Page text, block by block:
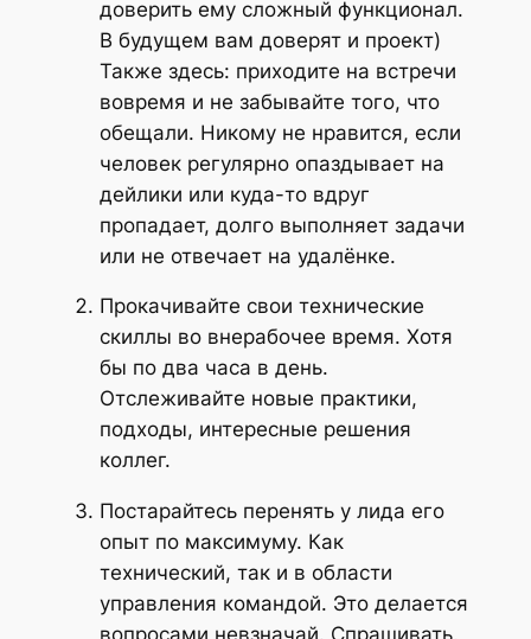
доверить ему сложный функционал.
В будущем вам доверят и проект)
Также здесь: приходите на встречи
вовремя и не забывайте того, что
обещали. Никому не нравится, если
человек регулярно опаздывает на
дейлики или куда-то вдруг
пропадает, долго выполняет задачи
или не отвечает на удалёнке.
Прокачивайте свои технические
скиллы во внерабочее время. Хотя
бы по два часа в день.
Отслеживайте новые практики,
подходы, интересные решения
коллег.
Постарайтесь перенять у лида его
опыт по максимуму. Как
технический, так и в области
управления командой. Это делается